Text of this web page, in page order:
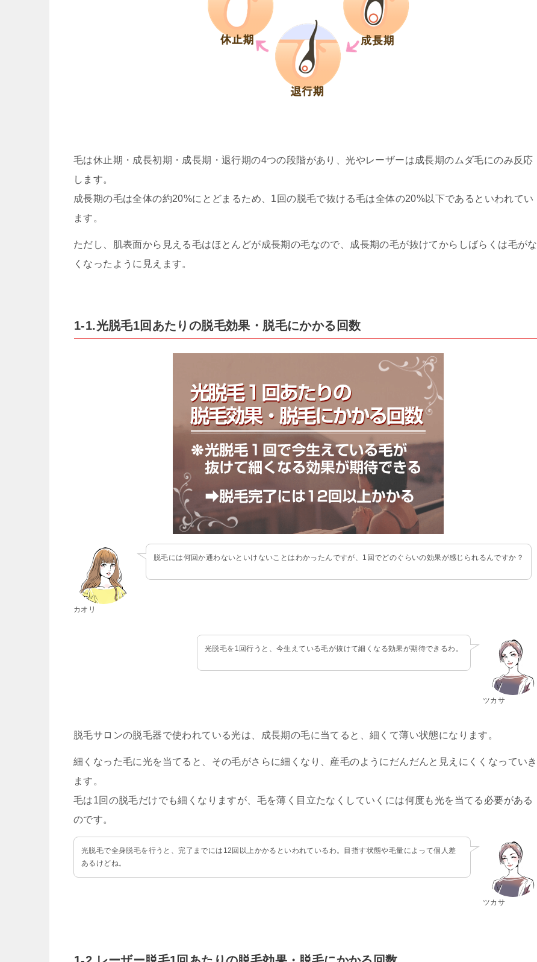
毛は休止期・成長初期・成長期・退行期の4つの段階があり、光やレーザーは成長期のムダ毛にのみ反応
します。
成長期の毛は全体の約20%にとどまるため、1回の脱毛で抜ける毛は全体の20%以下であるといわれてい
ます。
ただし、肌表面から見える毛はほとんどが成長期の毛なので、成長期の毛が抜けてからしばらくは毛がな
くなったように見えます。
1-1.光脱毛1回あたりの脱毛効果・脱毛にかかる回数
カオリ
脱毛には何回か通わないといけないことはわかったんですが、1回でどのぐらいの効果が感じられるんですか？
ツカサ
光脱毛を1回行うと、今生えている毛が抜けて細くなる効果が期待できるわ。
脱毛サロンの脱毛器で使われている光は、成長期の毛に当てると、細くて薄い状態になります。
細くなった毛に光を当てると、その毛がさらに細くなり、産毛のようにだんだんと見えにくくなっていき
ます。
毛は1回の脱毛だけでも細くなりますが、毛を薄く目立たなくしていくには何度も光を当てる必要がある
のです。
ツカサ
光脱毛で全身脱毛を行うと、完了までには12回以上かかるといわれているわ。目指す状態や毛量によって個人差
あるけどね。